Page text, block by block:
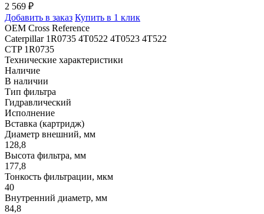
2 569 ₽
Добавить в заказ Купить в 1 клик
OEM Cross Reference
Caterpillar 1R0735 4T0522 4T0523 4T522
CTP 1R0735
Технические характеристики
Наличие
В наличии
Тип фильтра
Гидравлический
Исполнение
Вставка (картридж)
Диаметр внешний, мм
128,8
Высота фильтра, мм
177,8
Тонкость фильтрации, мкм
40
Внутренний диаметр, мм
84,8